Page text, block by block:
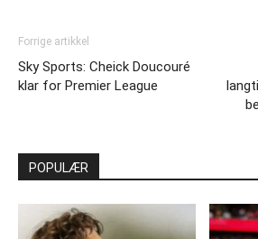
Forrige artikkel
Sky Sports: Cheick Doucouré
klar for Premier League
POPULÆR